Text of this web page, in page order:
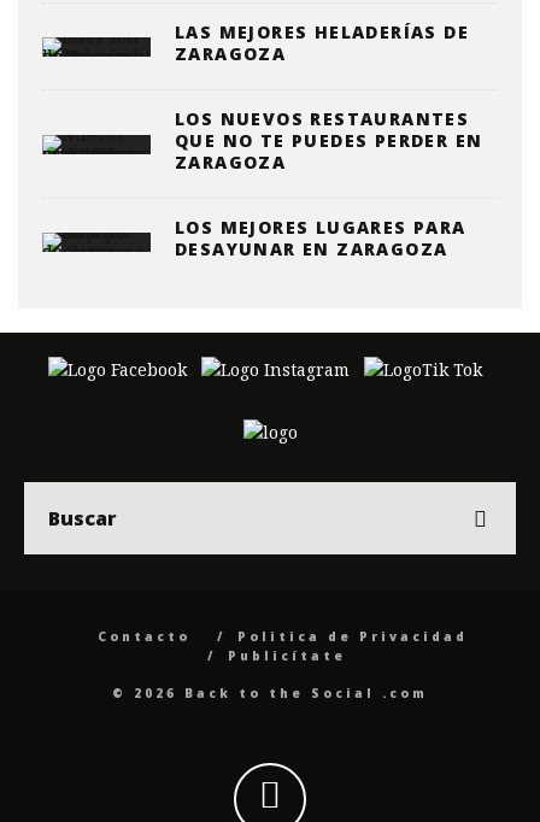
LAS MEJORES HELADERÍAS DE
ZARAGOZA
LOS NUEVOS RESTAURANTES
QUE NO TE PUEDES PERDER EN
ZARAGOZA
LOS MEJORES LUGARES PARA
DESAYUNAR EN ZARAGOZA
Contacto
Politica de Privacidad
Publicítate
© 2026 Back to the Social .com